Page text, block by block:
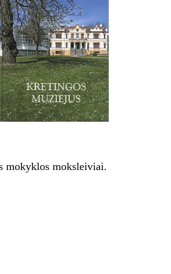
mokyklos moksleiviai.